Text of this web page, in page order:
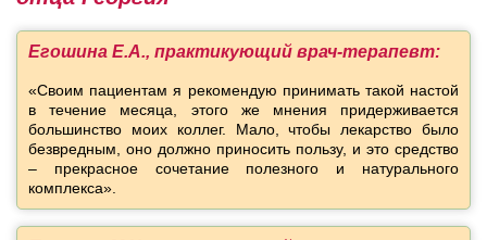
Егошина Е.А., практикующий врач-терапевт:
«Своим пациентам я рекомендую принимать такой настой
в течение месяца, этого же мнения придерживается
большинство моих коллег. Мало, чтобы лекарство было
безвредным, оно должно приносить пользу, и это средство
– прекрасное сочетание полезного и натурального
комплекса».